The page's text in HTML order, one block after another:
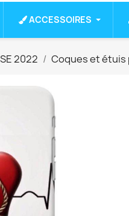
ACCESSOIRES
2022 Coques et étuis